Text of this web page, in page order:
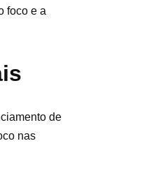
foco e a
de
nas